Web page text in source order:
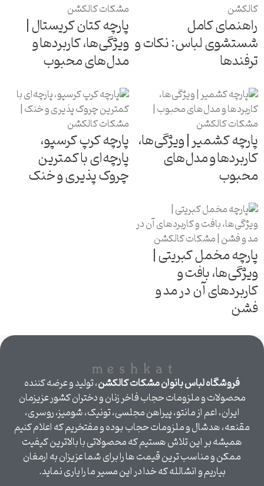
راهنمای کامل
شستشوی لباس: نکات و
ترفندها
پارچه کتان کریستال |
ویژگی‌ها، کاربردها و
مدل‌های محبوب
پارچه کشمیر | ویژگی‌ها،
کاربردها و مدل‌های
محبوب
پارچه کرپ کرسپو،
پارچه‌ای با کمترین
چروک پذیری و خنک
پارچه مخمل کبریتی |
ویژگی‌ها، بافت و
کاربردهای آن در مد و
فشن
فروشگاه لباس بانوان مشکات کالکشن، تولید و عرضه کننده
محصولات و ملزومات حجاب فاخر زنان و دختران کشور عزیزمان
ایران، اعم از مانتو، پیراهن مجلسی، تونیک، شومیز، روسری،
مقنعه، هدشال و ملزومات حجاب بوده و مفتخریم که اعلام کنیم
همیشه بر این تلاش هستیم که محصولاتی با بالاترین کیفیت
ممکن و مناسب ترین قیمت ها را برای شما عزیزان به ارمغان
بیاریم و انشالله که خدا در این مسیر ما را یاری نماید.